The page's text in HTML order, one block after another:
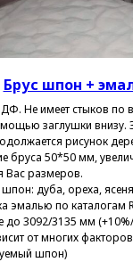
Брус шпон +
Не имеет стыков по
заглушки внизу.
рисунок
бруса 50*50 мм,
Вас размеров.
дуба, ореха,
эмалью по каталогам
до 3092/3135 мм
от многих
шпон)